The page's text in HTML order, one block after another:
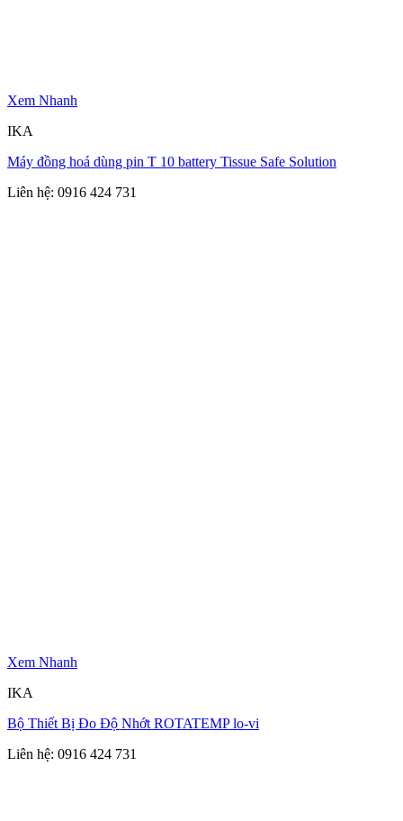
Xem Nhanh
IKA
Máy đồng hoá dùng pin T 10 battery Tissue Safe Solution
Liên hệ: 0916 424 731
Xem Nhanh
IKA
Bộ Thiết Bị Đo Độ Nhớt ROTATEMP lo-vi
Liên hệ: 0916 424 731